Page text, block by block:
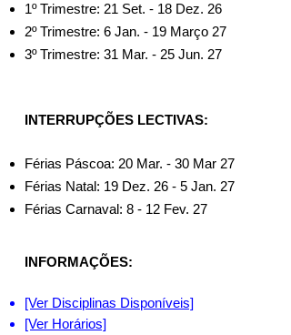
1º Trimestre: 21 Set. - 18 Dez. 26
2º Trimestre: 6 Jan. - 19 Março 27
3º Trimestre: 31 Mar. - 25 Jun. 27
INTERRUPÇÕES LECTIVAS:​
Férias Páscoa: 20 Mar. - 30 Mar 27
Férias Natal: 19 Dez. 26 - 5 Jan. 27
Férias Carnaval: 8 - 12 Fev. 27
INFORMAÇÕES:​
[Ver Disciplinas Disponíveis]
[Ver Horários]